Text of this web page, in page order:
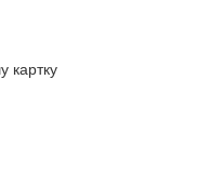
картку